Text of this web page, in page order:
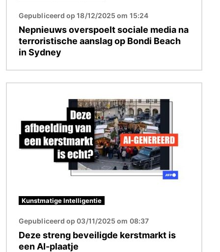
Gepubliceerd op 18/12/2025 om 15:24
Nepnieuws overspoelt sociale media na
terroristische aanslag op Bondi Beach
in Sydney
Kunstmatige Intelligentie
Gepubliceerd op 03/11/2025 om 08:37
Deze streng beveiligde kerstmarkt is
een AI-plaatje